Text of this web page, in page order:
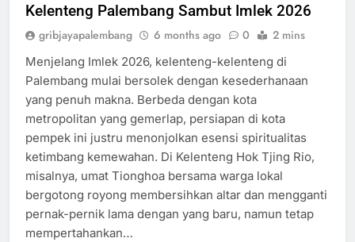
Kelenteng Palembang Sambut Imlek 2026
gribjayapalembang 6 months ago 0 2 mins
Menjelang Imlek 2026, kelenteng-kelenteng di
Palembang mulai bersolek dengan kesederhanaan
yang penuh makna. Berbeda dengan kota
metropolitan yang gemerlap, persiapan di kota
pempek ini justru menonjolkan esensi spiritualitas
ketimbang kemewahan. Di Kelenteng Hok Tjing Rio,
misalnya, umat Tionghoa bersama warga lokal
bergotong royong membersihkan altar dan mengganti
pernak-pernik lama dengan yang baru, namun tetap
mempertahankan…